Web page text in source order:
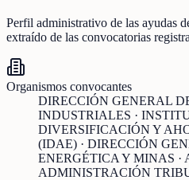
Perfil administrativo de las ayudas
extraído de las convocatorias
Organismos convocantes
DIRECCIÓN GENERAL
INDUSTRIALES ·
DIVERSIFICACIÓN Y
(IDAE) · DIRECCIÓN
ENERGÉTICA Y MINAS ·
ADMINISTRACIÓN